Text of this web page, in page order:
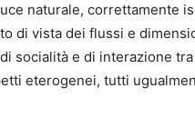
naturale, correttamente
di vista dei flussi e
socialità e di interazione
eterogenei, tutti